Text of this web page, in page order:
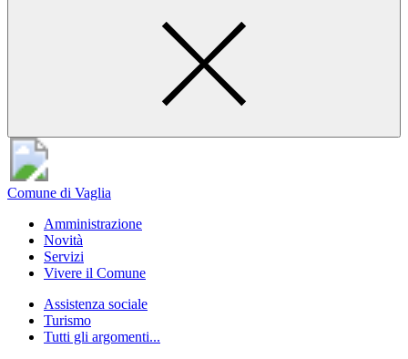
Comune di Vaglia
Amministrazione
Novità
Servizi
Vivere il Comune
Assistenza sociale
Turismo
Tutti gli argomenti...